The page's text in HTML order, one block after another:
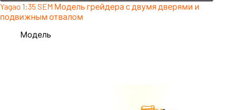
Yagao 1:35 SEM Модель грейдера с двумя дверями и
подвижным отвалом
Модель